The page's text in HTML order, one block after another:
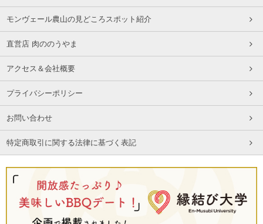
モンヴェール農山の見どころスポット紹介
直営店 肉ののうやま
アクセス＆会社概要
プライバシーポリシー
お問い合わせ
特定商取引に関する法律に基づく表記